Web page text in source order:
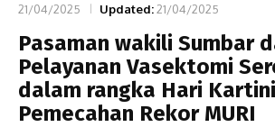
21/04/2025 Updated:21/04/2025
Pasaman wakili Sumbar
Pelayanan Vasektomi
dalam rangka Hari
Pemecahan Rekor MURI